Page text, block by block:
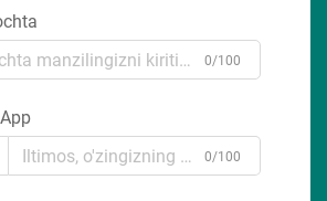
0/100
0/100